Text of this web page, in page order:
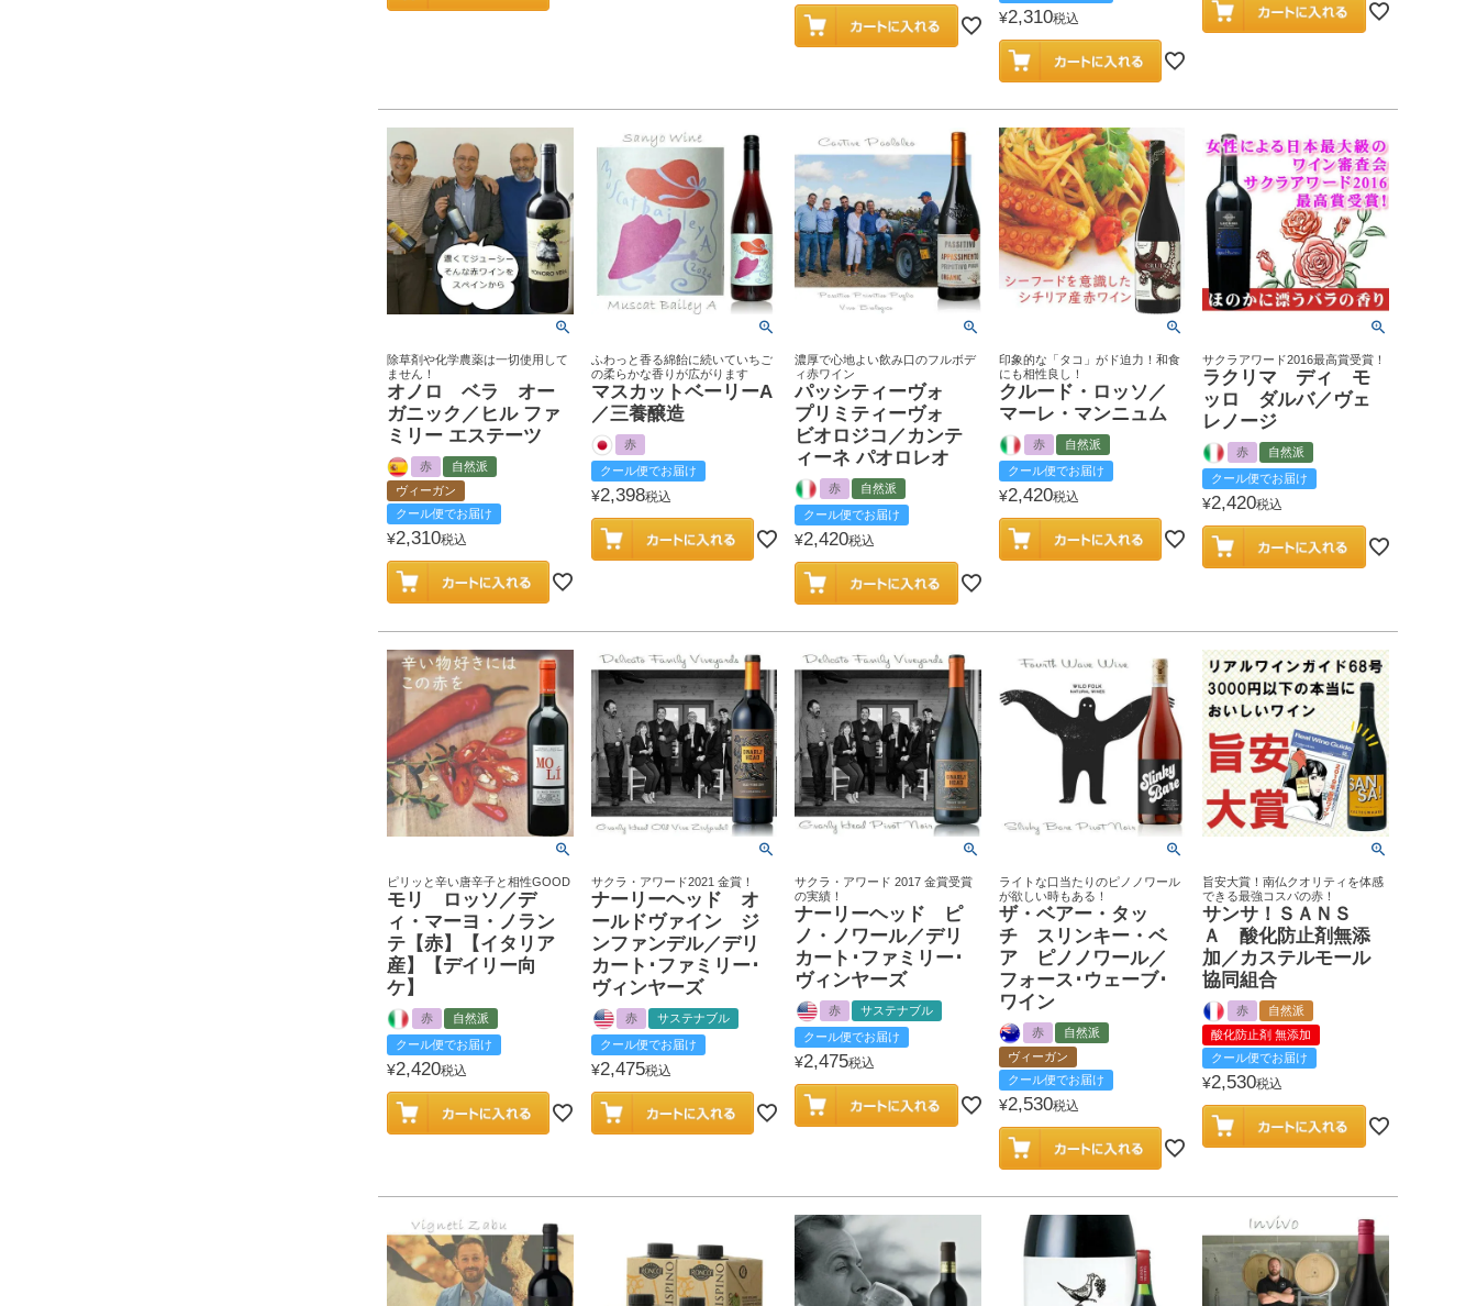
¥2,310税込
除草剤や化学農薬は一切使用して
ません！
オノロ ベラ オー
ガニック／ヒル ファ
ミリー エステーツ
赤
自然派
ヴィーガン
クール便でお届け
¥2,310税込
ふわっと香る綿飴に続いていちご
の柔らかな香りが広がります
マスカットベーリーA
／三養醸造
赤
クール便でお届け
¥2,398税込
濃厚で心地よい飲み口のフルボデ
ィ赤ワイン
パッシティーヴォ
プリミティーヴォ
ビオロジコ／カンテ
ィーネ パオロレオ
赤
自然派
クール便でお届け
¥2,420税込
印象的な「タコ」がド迫力！和食
にも相性良し！
クルード・ロッソ／
マーレ・マンニュム
赤
自然派
クール便でお届け
¥2,420税込
サクラアワード2016最高賞受賞！
ラクリマ ディ モ
ッロ ダルバ／ヴェ
レノージ
赤
自然派
クール便でお届け
¥2,420税込
ピリッと辛い唐辛子と相性GOOD
モリ ロッソ／デ
ィ・マーヨ・ノラン
テ【赤】【イタリア
産】【デイリー向
ケ】
赤
自然派
クール便でお届け
¥2,420税込
サクラ・アワード2021 金賞！
ナーリーヘッド オ
ールドヴァイン ジ
ンファンデル／デリ
カート･ファミリー･
ヴィンヤーズ
赤
サステナブル
クール便でお届け
¥2,475税込
サクラ・アワード 2017 金賞受賞
の実績！
ナーリーヘッド ピ
ノ・ノワール／デリ
カート･ファミリー･
ヴィンヤーズ
赤
サステナブル
クール便でお届け
¥2,475税込
ライトな口当たりのピノノワール
が欲しい時もある！
ザ・ベアー・タッ
チ スリンキー・ベ
ア ピノノワール／
フォース･ウェーブ･
ワイン
赤
自然派
ヴィーガン
クール便でお届け
¥2,530税込
旨安大賞！南仏クオリティを体感
できる最強コスパの赤！
サンサ！ＳＡＮＳ
Ａ 酸化防止剤無添
加／カステルモール
協同組合
赤
自然派
酸化防止剤 無添加
クール便でお届け
¥2,530税込